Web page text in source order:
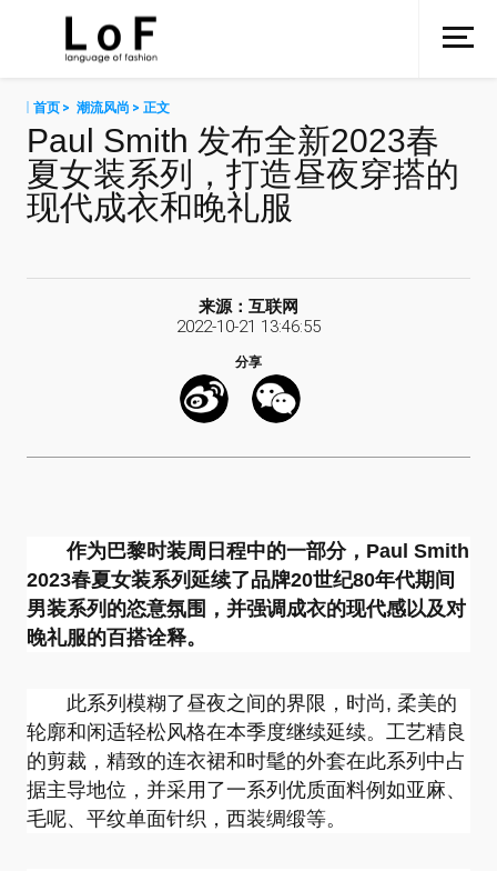
LI-NING19 D to the 全球鹅绒
安心上色
爱马仕ARC
杨丽萍老 沙宣品牌 迅的奇遇
开片一座 KIPLING L 「意」趣
首页> 潮流风尚 > 正文
Paul Smith 发布全新2023春
夏女装系列，打造昼夜穿搭的
现代成衣和晚礼服
来源：互联网
2022-10-21 13:46:55
分享
微博 微信
作为巴黎时装周日程中的一部分，Paul Smith
2023春夏女装系列延续了品牌20世纪80年代期间
男装系列的恣意氛围，并强调成衣的现代感以及对
晚礼服的百搭诠释。
此系列模糊了昼夜之间的界限，时尚, 柔美的
轮廓和闲适轻松风格在本季度继续延续。工艺精良
的剪裁，精致的连衣裙和时髦的外套在此系列中占
据主导地位，并采用了一系列优质面料例如亚麻、
毛呢、平纹单面针织，西装绸缎等。